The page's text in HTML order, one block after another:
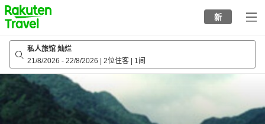
to
top
page
新
私人旅馆 灿烂
21/8/2026 - 22/8/2026 2位住客 1间